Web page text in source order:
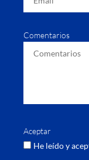
Comentarios
Aceptar
He leído y